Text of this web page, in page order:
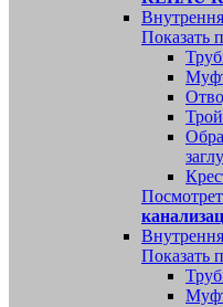
Показать
Показать